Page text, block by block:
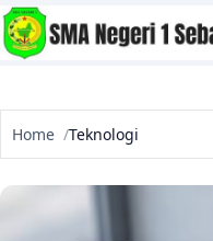
Home Teknologi